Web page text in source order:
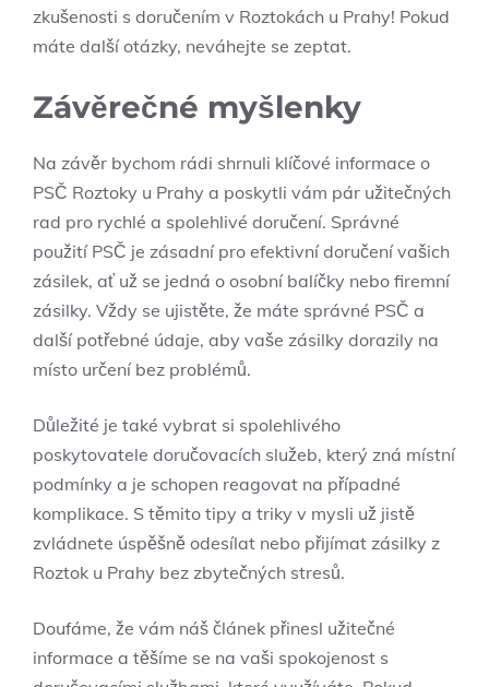
zkušenosti s doručením v⁤ Roztokách u⁤ Prahy! Pokud
máte další ​otázky, neváhejte ⁣se zeptat.
Závěrečné myšlenky
Na závěr ​bychom rádi⁣ shrnuli ⁤klíčové informace o
PSČ Roztoky u Prahy a poskytli vám pár užitečných
rad pro ‍rychlé a spolehlivé doručení. Správné
použití PSČ je zásadní pro efektivní doručení ‍vašich
zásilek, ať‌ už se jedná ⁢o osobní⁣ balíčky nebo ‌firemní
zásilky. Vždy⁣ se ujistěte, že máte správné PSČ a
další‌ potřebné údaje, aby ⁤vaše zásilky dorazily na
místo určení bez problémů.
Důležité je také vybrat ⁣si spolehlivého
poskytovatele doručovacích ⁣služeb, který ‌zná místní
podmínky a je schopen​ reagovat na případné
komplikace. S těmito tipy a triky v mysli už jistě⁢
zvládnete úspěšně odesílat nebo přijímat zásilky ‌z⁤
Roztok u Prahy bez zbytečných‍ stresů.
Doufáme, ⁢že vám ⁤náš ⁤článek přinesl‌ užitečné
⁤informace‍ a ⁢těšíme ​se na vaši spokojenost⁣ s